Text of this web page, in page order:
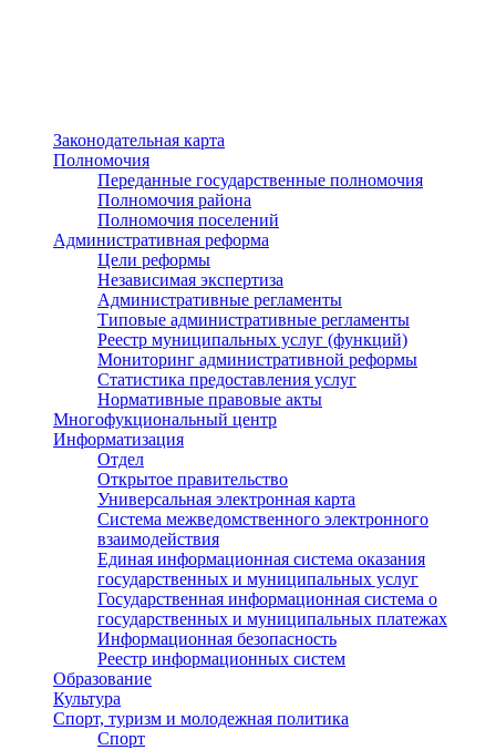
Законодательная карта
Полномочия
Переданные государственные полномочия
Полномочия района
Полномочия поселений
Административная реформа
Цели реформы
Независимая экспертиза
Административные регламенты
Типовые административные регламенты
Реестр муниципальных услуг (функций)
Мониторинг административной реформы
Статистика предоставления услуг
Нормативные правовые акты
Многофукциональный центр
Информатизация
Отдел
Открытое правительство
Универсальная электронная карта
Система межведомственного электронного
взаимодействия
Единая информационная система оказания
государственных и муниципальных услуг
Государственная информационная система о
государственных и муниципальных платежах
Информационная безопасность
Реестр информационных систем
Образование
Культура
Спорт, туризм и молодежная политика
Спорт